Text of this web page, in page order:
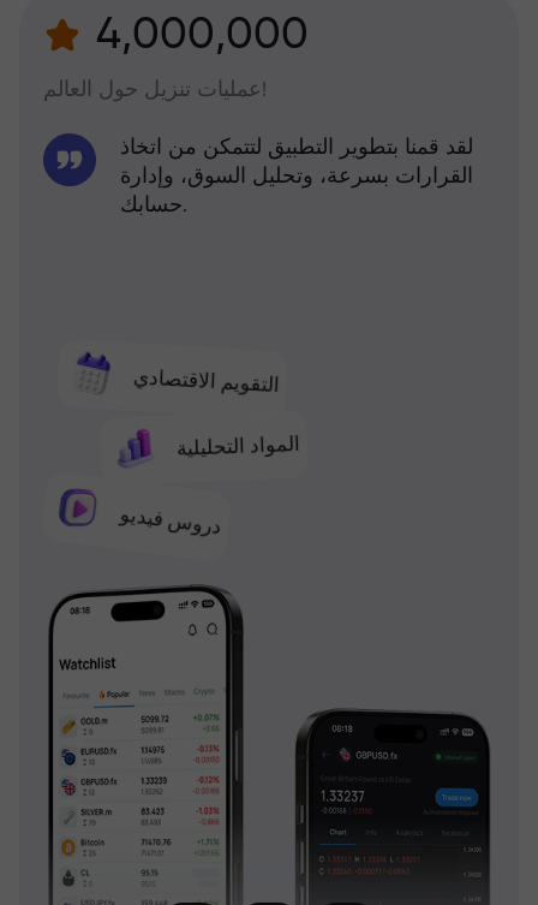
4,000,000
عمليات تنزيل حول العالم!
التقويم الاقتصادي
المواد التحليلية
دروس فيديو
لقد قمنا بتطوير التطبيق لتتمكن من اتخاذ
القرارات بسرعة، وتحليل السوق، وإدارة
حسابك.